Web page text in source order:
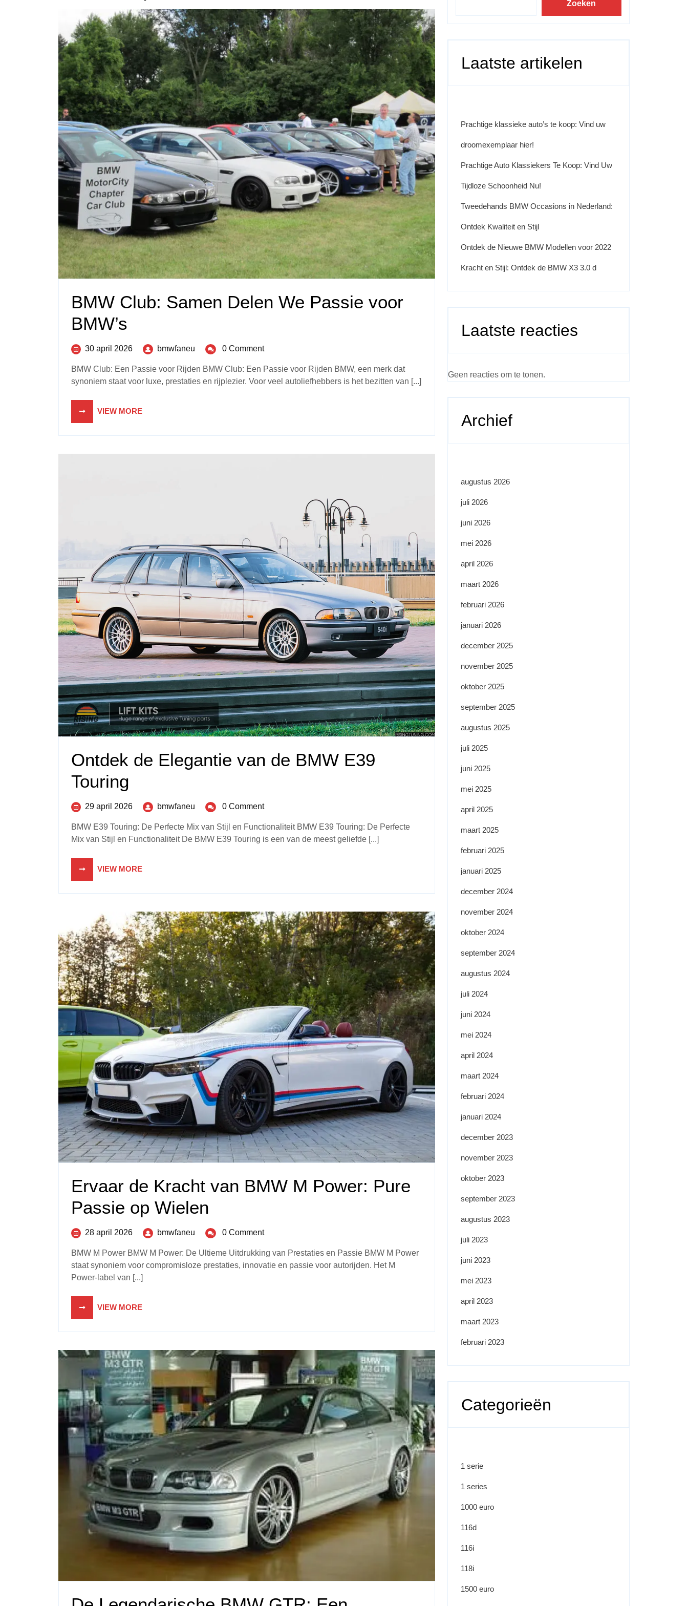
BMW Club: Samen Delen We Passie voor
BMW’s
30 april 2026 bmwfaneu 0 Comment
BMW Club: Een Passie voor Rijden BMW Club: Een Passie voor Rijden BMW, een merk dat
synoniem staat voor luxe, prestaties en rijplezier. Voor veel autoliefhebbers is het bezitten van [...]
VIEW MORE
Ontdek de Elegantie van de BMW E39
Touring
29 april 2026 bmwfaneu 0 Comment
BMW E39 Touring: De Perfecte Mix van Stijl en Functionaliteit BMW E39 Touring: De Perfecte
Mix van Stijl en Functionaliteit De BMW E39 Touring is een van de meest geliefde [...]
VIEW MORE
Ervaar de Kracht van BMW M Power: Pure
Passie op Wielen
28 april 2026 bmwfaneu 0 Comment
BMW M Power BMW M Power: De Ultieme Uitdrukking van Prestaties en Passie BMW M Power
staat synoniem voor compromisloze prestaties, innovatie en passie voor autorijden. Het M
Power-label van [...]
VIEW MORE
Zoeken
Laatste artikelen
Prachtige klassieke auto’s te koop: Vind uw
droomexemplaar hier!
Prachtige Auto Klassiekers Te Koop: Vind Uw
Tijdloze Schoonheid Nu!
Tweedehands BMW Occasions in Nederland:
Ontdek Kwaliteit en Stijl
Ontdek de Nieuwe BMW Modellen voor 2022
Kracht en Stijl: Ontdek de BMW X3 3.0 d
Laatste reacties
Geen reacties om te tonen.
Archief
augustus 2026
juli 2026
juni 2026
mei 2026
april 2026
maart 2026
februari 2026
januari 2026
december 2025
november 2025
oktober 2025
september 2025
augustus 2025
juli 2025
juni 2025
mei 2025
april 2025
maart 2025
februari 2025
januari 2025
december 2024
november 2024
oktober 2024
september 2024
augustus 2024
juli 2024
juni 2024
mei 2024
april 2024
maart 2024
februari 2024
januari 2024
december 2023
november 2023
oktober 2023
september 2023
augustus 2023
juli 2023
juni 2023
mei 2023
april 2023
maart 2023
februari 2023
Categorieën
1 serie
1 series
1000 euro
116d
116i
118i
1500 euro